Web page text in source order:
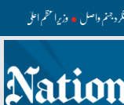
وزیراعظم اعلیٰ